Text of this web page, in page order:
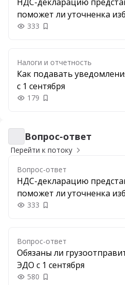
поможет ли уточненка
333 Добавить в закладки
Налоги и отчетность
Как подавать
с 1 сентября
179 Добавить в закладки
Вопрос-ответ
Вопрос-ответ
Перейти к потоку
Вопрос-ответ
НДС-декларацию
поможет ли уточненка
333 Добавить в закладки
Вопрос-ответ
Обязаны ли
ЭДО с 1 сентября
580 Добавить в закладки